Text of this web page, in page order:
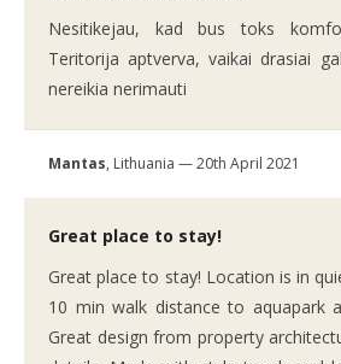
Nesitikejau, kad bus toks
Teritorija aptverva, vaikai drasiai
nereikia nerimauti
Mantas, Lithuania — 20th April 2021
Great place to stay!
Great place to stay! Location is in
10 min walk distance to aquapark
Great design from property